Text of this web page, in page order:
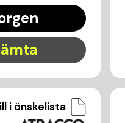
i önskelista